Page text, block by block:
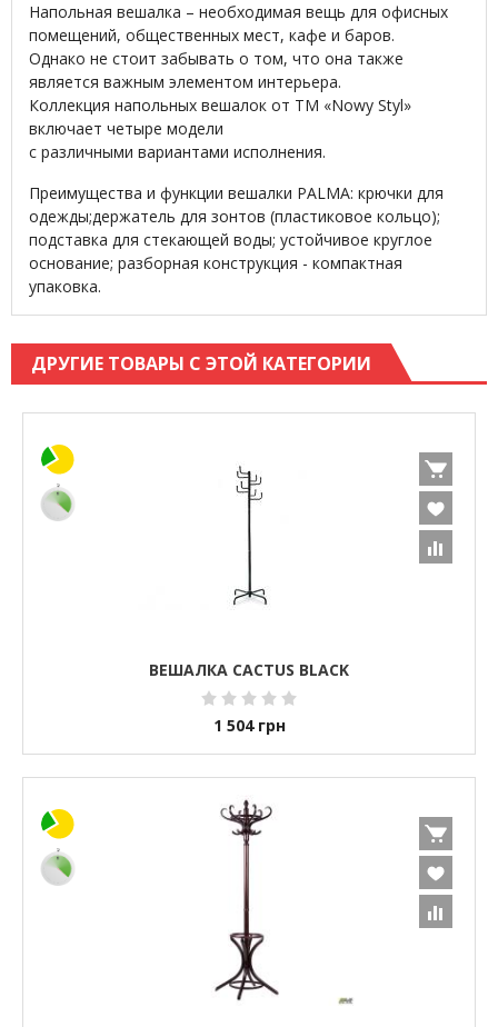
Напольная вешалка – необходимая вещь для офисных
помещений, общественных мест, кафе и баров.
Однако не стоит забывать о том, что она также
является важным элементом интерьера.
Коллекция напольных вешалок от ТМ «Nowy Styl»
включает четыре модели
с различными вариантами исполнения.
Преимущества и функции вешалки PALMA: крючки для
одежды;держатель для зонтов (пластиковое кольцо);
подставка для стекающей воды; устойчивое круглое
основание; разборная конструкция - компактная
упаковка.
ДРУГИЕ ТОВАРЫ С ЭТОЙ КАТЕГОРИИ
ВЕШАЛКА CACTUS BLACK
1 504 грн